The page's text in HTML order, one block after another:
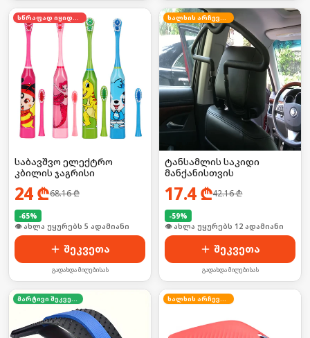
სწრაფად იყიდება
საბავშვო ელექტრო
კბილის ჯაგრისი
24₾68.16₾
-65%
🛒 ბოლო 24სთ-ში იყიდა 8-მა
შეკვეთა
გადახდა მიღებისას
ხალხის არჩევანი
ტანსამლის საკიდი
მანქანისთვის
17.4₾42.16₾
-59%
🛒 ბოლო 24სთ-ში იყიდა 18-მა
შეკვეთა
გადახდა მიღებისას
მარტივი შეკვეთა ხალხის არჩევანი